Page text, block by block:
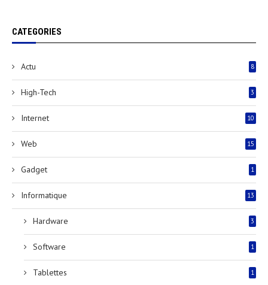
CATEGORIES
Actu 8
High-Tech 3
Internet 10
Web 15
Gadget 1
Informatique 13
Hardware 3
Software 1
Tablettes 1